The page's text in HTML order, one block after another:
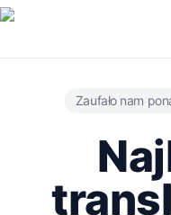
Zaufało nam